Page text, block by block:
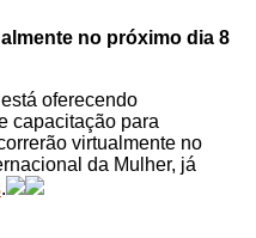
no próximo dia 8
oferecendo
capacitação para
virtualmente no
da Mulher, já
.